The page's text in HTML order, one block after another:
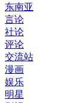
东南亚
言论
社论
评论
交流站
漫画
娱乐
明星